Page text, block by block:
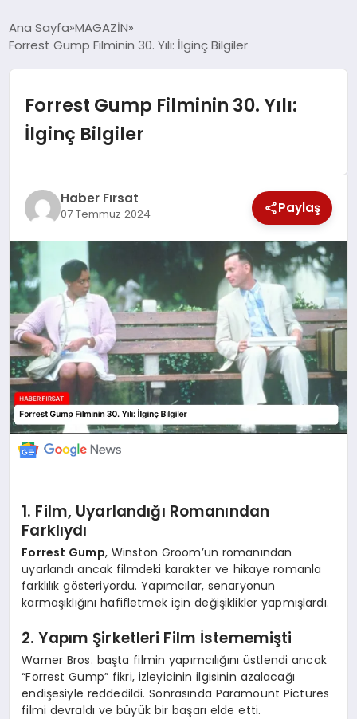
YAŞAM
TEKNOLOJİ
EKONOMİ
MAGAZİN
EĞİTİM
DÜNYA
Ana Sayfa MAGAZİN
Forrest Gump Filminin 30. Yılı: İlginç Bilgiler
Forrest Gump Filminin 30. Yılı:
İlginç Bilgiler
Haber Fırsat
07 Temmuz 2024 Paylaş
1. Film, Uyarlandığı Romanından
Farklıydı
Forrest Gump, Winston Groom’un romanından
uyarlandı ancak filmdeki karakter ve hikaye romanla
farklılık gösteriyordu. Yapımcılar, senaryonun
karmaşıklığını hafifletmek için değişiklikler yapmışlardı.
2. Yapım Şirketleri Film İstememişti
Warner Bros. başta filmin yapımcılığını üstlendi ancak
“Forrest Gump” fikri, izleyicinin ilgisinin azalacağı
endişesiyle reddedildi. Sonrasında Paramount Pictures
filmi devraldı ve büyük bir başarı elde etti.